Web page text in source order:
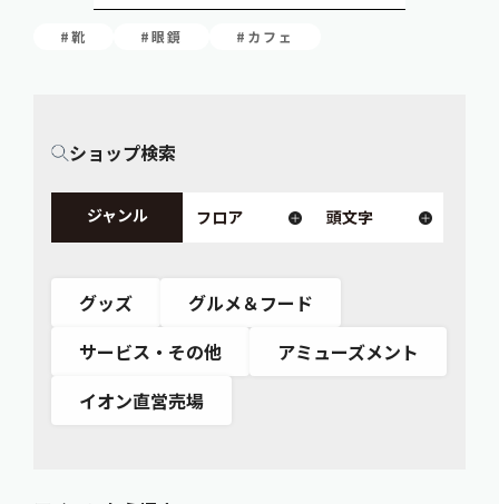
#靴 #眼鏡 #カフェ
ショップ検索
ジャンル フロア 頭文字
グッズ
グルメ＆フード
サービス・その他
アミューズメント
イオン直営売場